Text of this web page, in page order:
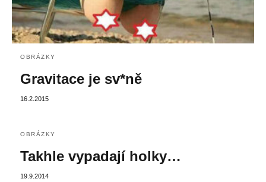
OBRÁZKY
Gravitace je sv*ně
16.2.2015
OBRÁZKY
Takhle vypadají holky…
19.9.2014